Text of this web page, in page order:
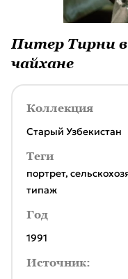
Питер Тирни
чайхане
Коллекция
Старый Узбекистан
Теги
портрет,
типаж
Год
1991
Источник: